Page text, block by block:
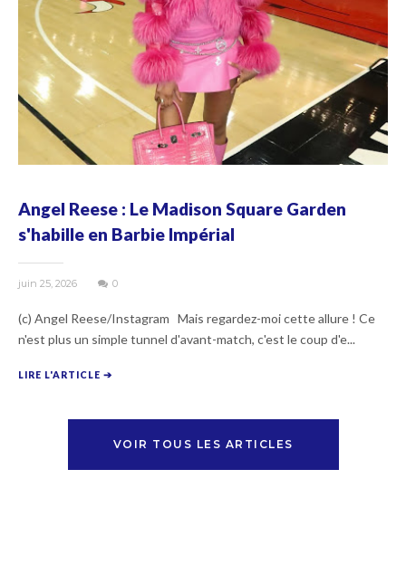
Angel Reese : Le Madison Square Garden
s'habille en Barbie Impérial
juin 25, 2026 0
(c) Angel Reese/Instagram Mais regardez-moi cette allure ! Ce
n'est plus un simple tunnel d'avant-match, c'est le coup d'e...
LIRE L'ARTICLE ➔
VOIR TOUS LES ARTICLES